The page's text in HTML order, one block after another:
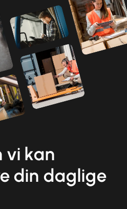
vi kan
din daglige